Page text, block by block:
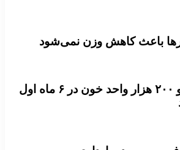
باعث کاهش وزن نمی‌شود
بیش از یک میلیون و ۲۰۰ هزار واحد خون در ۶ ماه اول